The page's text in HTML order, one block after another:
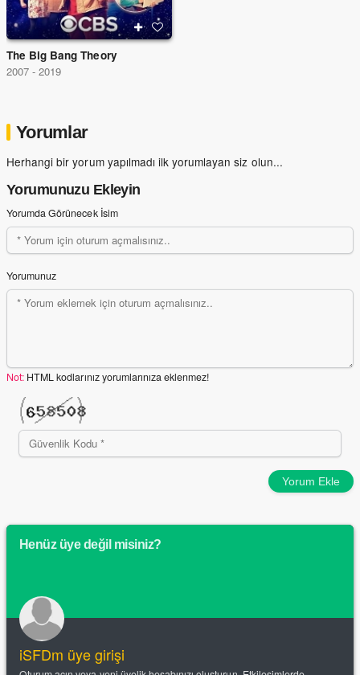
The Big Bang Theory
2007 - 2019
Yorumlar
Herhangi bir yorum yapılmadı ilk yorumlayan siz olun...
Yorumunuzu Ekleyin
Yorumda Görünecek İsim
Yorumunuz
Not: HTML kodlarınız yorumlarınıza eklenmez!
Yorum Ekle
Henüz üye değil misiniz?
iSFDm üye girişi